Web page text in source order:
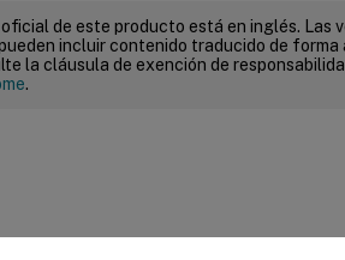
de este producto está en inglés. Las
incluir contenido traducido de
la cláusula de exención de
.